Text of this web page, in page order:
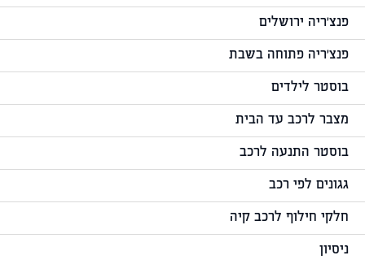
פנצ'ריה ירושלים
פנצ'ריה פתוחה בשבת
בוסטר לילדים
מצבר לרכב עד הבית
בוסטר התנעה לרכב
גגונים לפי רכב
חלקי חילוף לרכב קיה
ניסיון